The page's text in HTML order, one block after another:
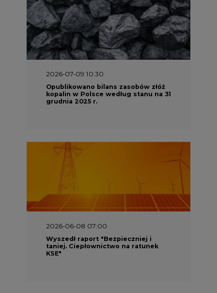
2026-07-09 10:30
Opublikowano bilans zasobów złóż
kopalin w Polsce według stanu na 31
grudnia 2025 r.
2026-06-08 07:00
Wyszedł raport "Bezpieczniej i
taniej. Ciepłownictwo na ratunek
KSE"